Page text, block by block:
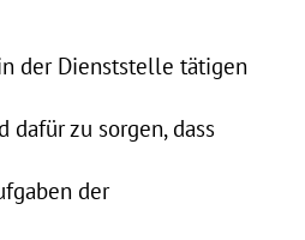
der Dienststelle tätigen
zu sorgen, dass
der